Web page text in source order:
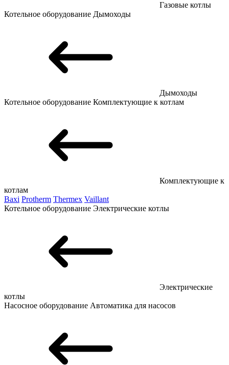
Газовые котлы
Котельное оборудование Дымоходы
Дымоходы
Котельное оборудование Комплектующие к котлам
Комплектующие к
котлам
Baxi Protherm Thermex Vaillant
Котельное оборудование Электрические котлы
Электрические
котлы
Насосное оборудование Автоматика для насосов